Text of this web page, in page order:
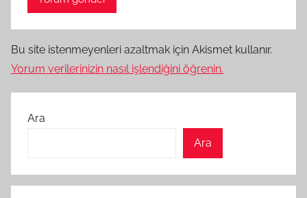
Bu site istenmeyenleri azaltmak için Akismet kullanır.
Yorum verilerinizin nasıl işlendiğini öğrenin.
Ara
Ara